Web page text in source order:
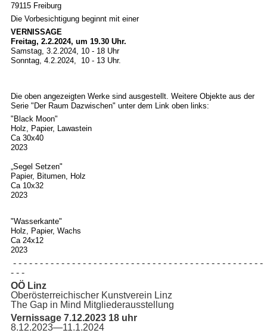
79115 Freiburg
Die Vorbesichtigung beginnt mit einer
VERNISSAGE
Freitag, 2.2.2024, um 19.30 Uhr.
Samstag, 3.2.2024, 10 - 18 Uhr
Sonntag, 4.2.2024, 10 - 13 Uhr.
Die oben angezeigten Werke sind ausgestellt. Weitere Objekte aus der
Serie "Der Raum Dazwischen" unter dem Link oben links:
"Black Moon"
Holz, Papier, Lawastein
Ca 30x40
2023
„Segel Setzen"
Papier, Bitumen, Holz
Ca 10x32
2023
"Wasserkante"
Holz, Papier, Wachs
Ca 24x12
2023
- - - - - - - - - - - - - - - - - - - - - - - - - - - - - - - - - - - - - - - - - - - - - - -
- - -
OÖ Linz
Oberösterreichischer Kunstverein Linz
The Gap in Mind Mitgliederausstellung
Vernissage 7.12.2023 18 uhr
8.12.2023—11.1.2024